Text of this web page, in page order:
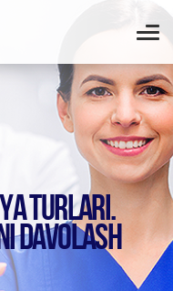
TURLARI.
DAVOLASH